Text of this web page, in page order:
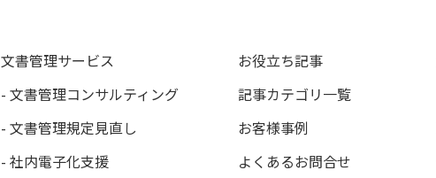
文書管理サービス
- 文書管理コンサルティング
- 文書管理規定見直し
- 社内電子化支援
お役立ち記事
記事カテゴリ一覧
お客様事例
よくあるお問合せ